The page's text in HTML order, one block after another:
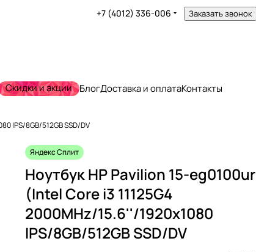
+7 (4012) 336-006 Заказать звонок
Скидки и акции БлогДоставка и оплатаКонтакты
IPS/8GB/512GB SSD/DV
Яндекс Сплит
Ноутбук HP Pavilion 15-eg0100ur
(Intel Core i3 11125G4
2000MHz/15.6''/1920x1080
IPS/8GB/512GB SSD/DV